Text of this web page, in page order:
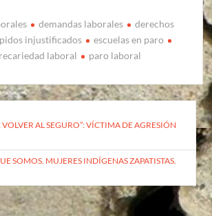
demandas laborales
derechos
injustificados
escuelas en paro
laboral
paro laboral
AL SEGURO”: VÍCTIMA DE AGRESIÓN
SOMOS. MUJERES INDÍGENAS ZAPATISTAS.